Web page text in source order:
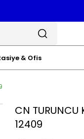
& Ofis
CN TURUNCU
12409